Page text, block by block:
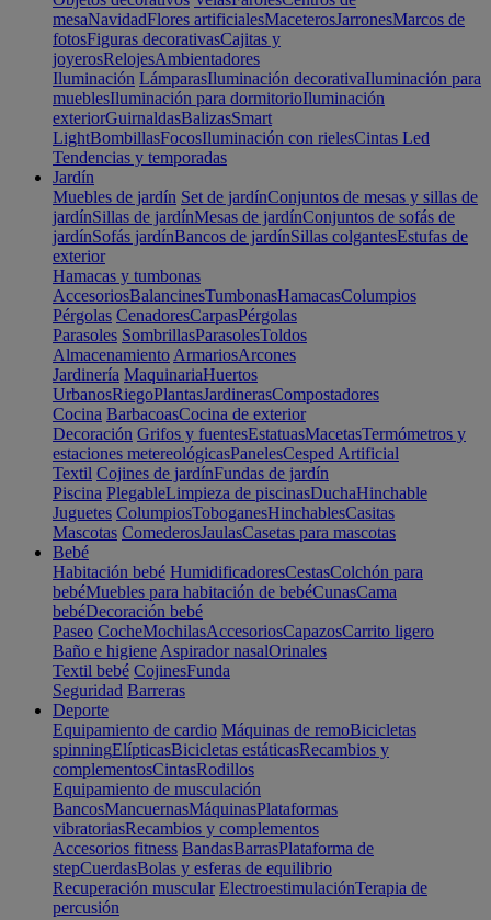
mesaNavidadFlores artificialesMaceterosJarronesMarcos de
fotosFiguras decorativasCajitas y
joyerosRelojesAmbientadores
Iluminación LámparasIluminación decorativaIluminación para
mueblesIluminación para dormitorioIluminación
exteriorGuirnaldasBalizasSmart
LightBombillasFocosIluminación con rielesCintas Led
Tendencias y temporadas
Jardín
Muebles de jardín Set de jardínConjuntos de mesas y sillas de
jardínSillas de jardínMesas de jardínConjuntos de sofás de
jardínSofás jardínBancos de jardínSillas colgantesEstufas de
exterior
Hamacas y tumbonas
AccesoriosBalancinesTumbonasHamacasColumpios
Pérgolas CenadoresCarpasPérgolas
Parasoles SombrillasParasolesToldos
Almacenamiento ArmariosArcones
Jardinería MaquinariaHuertos
UrbanosRiegoPlantasJardinerasCompostadores
Cocina BarbacoasCocina de exterior
Decoración Grifos y fuentesEstatuasMacetasTermómetros y
estaciones metereológicasPanelesCesped Artificial
Textil Cojines de jardínFundas de jardín
Piscina PlegableLimpieza de piscinasDuchaHinchable
Juguetes ColumpiosToboganesHinchablesCasitas
Mascotas ComederosJaulasCasetas para mascotas
Bebé
Habitación bebé HumidificadoresCestasColchón para
bebéMuebles para habitación de bebéCunasCama
bebéDecoración bebé
Paseo CocheMochilasAccesoriosCapazosCarrito ligero
Baño e higiene Aspirador nasalOrinales
Textil bebé CojinesFunda
Seguridad Barreras
Deporte
Equipamiento de cardio Máquinas de remoBicicletas
spinningElípticasBicicletas estáticasRecambios y
complementosCintasRodillos
Equipamiento de musculación
BancosMancuernasMáquinasPlataformas
vibratoriasRecambios y complementos
Accesorios fitness BandasBarrasPlataforma de
stepCuerdasBolas y esferas de equilibrio
Recuperación muscular ElectroestimulaciónTerapia de
percusión